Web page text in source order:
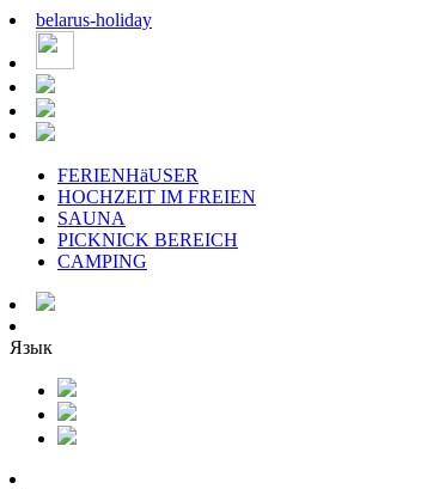
belarus-holiday
FERIENHäUSER
HOCHZEIT IM FREIEN
SAUNA
PICKNICK BEREICH
CAMPING
Язык